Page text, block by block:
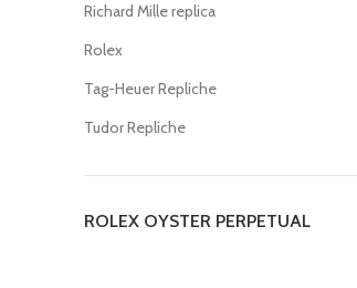
Richard Mille replica
Rolex
Tag-Heuer Repliche
Tudor Repliche
ROLEX OYSTER PERPETUAL